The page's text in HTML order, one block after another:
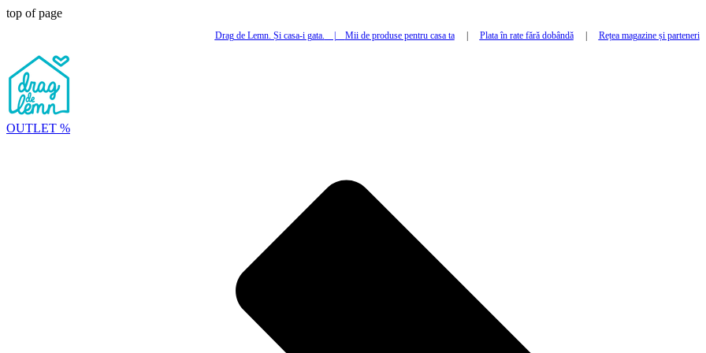
top of page
Drag de Lemn. Și casa-i gata. Mii de produse pentru casa ta| Plata în rate fără dobândă| Rețea magazine și parteneri
OUTLET %